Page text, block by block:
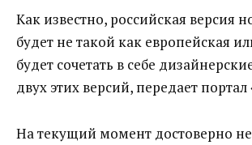
Как известно, российская версия
будет не такой как европейская
будет сочетать в себе
двух этих версий, передает портал
На текущий момент достоверно